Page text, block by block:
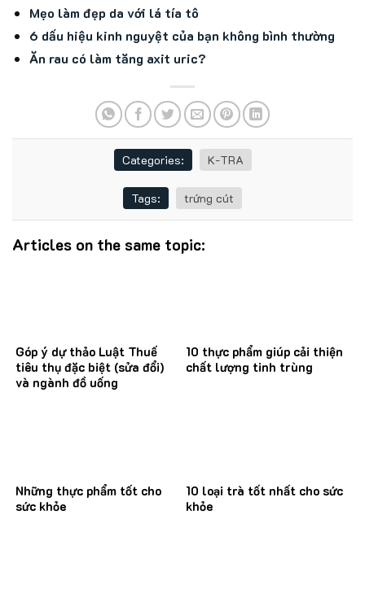
Mẹo làm đẹp da với lá tía tô
6 dấu hiệu kinh nguyệt của bạn không bình thường
Ăn rau có làm tăng axit uric?
Categories: K-TRA
Tags: trứng cút
Articles on the same topic:
Góp ý dự thảo Luật Thuế
tiêu thụ đặc biệt (sửa đổi)
và ngành đồ uống
10 thực phẩm giúp cải thiện
chất lượng tinh trùng
Những thực phẩm tốt cho
sức khỏe
10 loại trà tốt nhất cho sức
khỏe